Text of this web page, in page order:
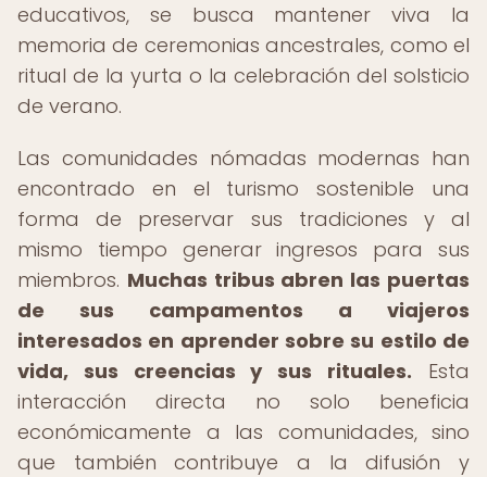
educativos, se busca mantener viva la
memoria de ceremonias ancestrales, como el
ritual de la yurta o la celebración del solsticio
de verano.
Las comunidades nómadas modernas han
encontrado en el turismo sostenible una
forma de preservar sus tradiciones y al
mismo tiempo generar ingresos para sus
miembros. Muchas tribus abren las puertas
de sus campamentos a viajeros
interesados en aprender sobre su estilo de
vida, sus creencias y sus rituales. Esta
interacción directa no solo beneficia
económicamente a las comunidades, sino
que también contribuye a la difusión y